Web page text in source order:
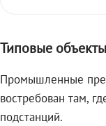
Типовые
Промышленные
востребован там,
подстанций.